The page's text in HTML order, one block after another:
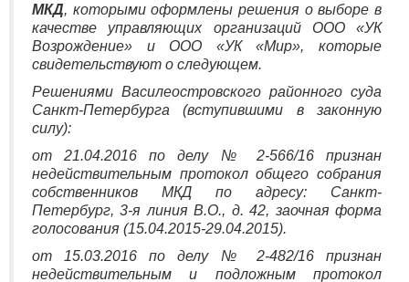
МКД, которыми оформлены решения о выборе в
качестве управляющих организаций ООО «УК
Возрождение» и ООО «УК «Мир», которые
свидетельствуют о следующем.
Решениями Василеостровского районного суда
Санкт-Петербурга (вступившими в законную
силу):
от 21.04.2016 по делу № 2-566/16 признан
недействительным протокол общего собрания
собственников МКД по адресу: Санкт-
Петербург, 3-я линия В.О., д. 42, заочная форма
голосования (15.04.2015-29.04.2015).
от 15.03.2016 по делу № 2-482/16 признан
недействительным и подложным протокол